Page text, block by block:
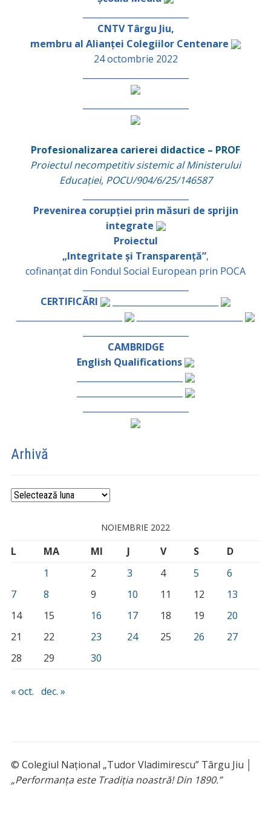
CNTV Târgu Jiu,
membru al Alianței Colegiilor Centenare
24 octombrie 2022
Profesionalizarea carierei didactice – PROF
Proiectul necompetitiv sistemic al Ministerului
Educației, POCU/904/6/25/146587
Prevenirea corupției prin măsuri de sprijin
integrate
Proiectul
„Integritate și Transparență”,
cofinanțat din Fondul Social European prin POCA
CERTIFICĂRI
CAMBRIDGE
English Qualifications
Arhivă
Arhivă
NOIEMBRIE 2022
L MA MI J V S
D
1
2 3 4 5
6
7
8 9 10 11 12
13
14
15 16 17 18 19
20
21
22 23 24 25 26
27
28
29 30
« oct. dec. »
© Colegiul Național „Tudor Vladimirescu” Târgu Jiu │
„Performanța este Tradiția noastră! Din 1890.”